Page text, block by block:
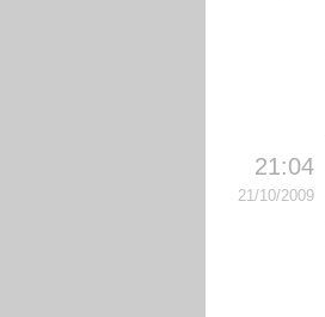
21:04
21/10/2009